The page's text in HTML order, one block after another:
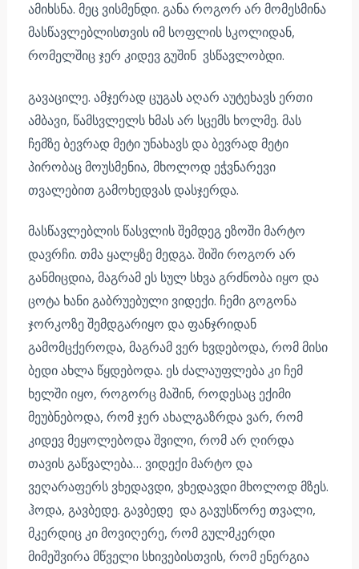
ამიხსნა. მეც ვისმენდი. განა როგორ არ მომესმინა
მასწავლებლისთვის იმ სოფლის სკოლიდან,
რომელშიც ჯერ კიდევ გუშინ ვსწავლობდი.
გავაცილე. ამჯერად ცუგას აღარ აუტეხავს ერთი
ამბავი, წამსვლელს ხმას არ სცემს ხოლმე. მას
ჩემზე ბევრად მეტი უნახავს და ბევრად მეტი
პირობაც მოუსმენია, მხოლოდ ეჭვნარევი
თვალებით გამოხედვას დასჯერდა.
მასწავლებლის წასვლის შემდეგ ეზოში მარტო
დავრჩი. თმა ყალყზე მედგა. შიში როგორ არ
განმიცდია, მაგრამ ეს სულ სხვა გრძნობა იყო და
ცოტა ხანი გაბრუებული ვიდექი. ჩემი გოგონა
ჯორკოზე შემდგარიყო და ფანჯრიდან
გამომცქეროდა, მაგრამ ვერ ხვდებოდა, რომ მისი
ბედი ახლა წყდებოდა. ეს ძალაუფლება კი ჩემ
ხელში იყო, როგორც მაშინ, როდესაც ექიმი
მეუბნებოდა, რომ ჯერ ახალგაზრდა ვარ, რომ
კიდევ მეყოლებოდა შვილი, რომ არ ღირდა
თავის გაწვალება… ვიდექი მარტო და
ვეღარაფერს ვხედავდი, ვხედავდი მხოლოდ მზეს.
ჰოდა, გავბედე. გავბედე და გავუსწორე თვალი,
მკერდიც კი მოვიღერე, რომ გულმკერდი
მიმეშვირა მწველი სხივებისთვის, რომ ენერგია